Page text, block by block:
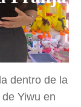
dentro de la
Yiwu en